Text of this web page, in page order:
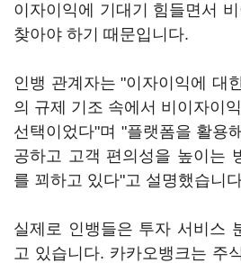
이자이익에 기대기 힘들면서
찾아야 하기 때문입니다.
인뱅 관계자는 "이자이익에 대
의 규제 기조 속에서 비이자이
선택이었다"며 "플랫폼을 활용
공하고 고객 편의성을 높이는
를 꾀하고 있다"고 설명했습니
실제로 인뱅들은 투자 서비스
고 있습니다. 카카오뱅크는 주